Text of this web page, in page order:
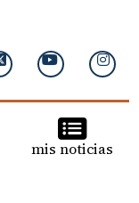
mis noticias